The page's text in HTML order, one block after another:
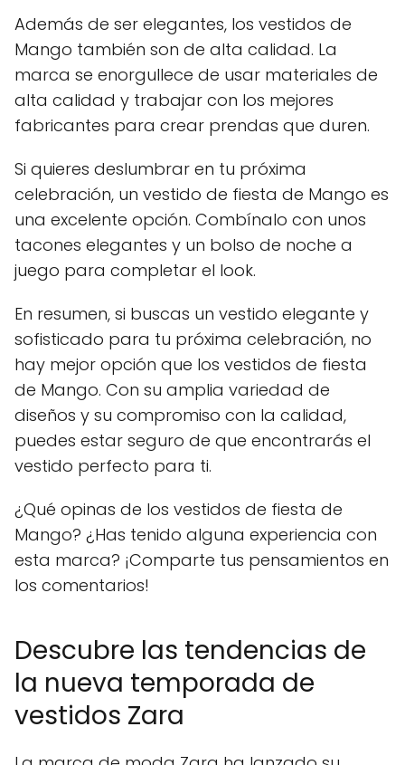
Además de ser elegantes, los vestidos de
Mango también son de alta calidad. La
marca se enorgullece de usar materiales de
alta calidad y trabajar con los mejores
fabricantes para crear prendas que duren.
Si quieres deslumbrar en tu próxima
celebración, un vestido de fiesta de Mango es
una excelente opción. Combínalo con unos
tacones elegantes y un bolso de noche a
juego para completar el look.
En resumen, si buscas un vestido elegante y
sofisticado para tu próxima celebración, no
hay mejor opción que los vestidos de fiesta
de Mango. Con su amplia variedad de
diseños y su compromiso con la calidad,
puedes estar seguro de que encontrarás el
vestido perfecto para ti.
¿Qué opinas de los vestidos de fiesta de
Mango? ¿Has tenido alguna experiencia con
esta marca? ¡Comparte tus pensamientos en
los comentarios!
Descubre las tendencias de
la nueva temporada de
vestidos Zara